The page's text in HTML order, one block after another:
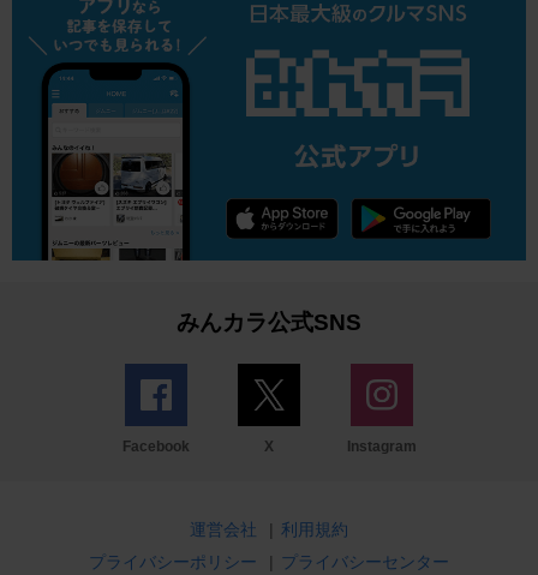
みんカラ公式SNS
Facebook X Instagram
運営会社 | 利用規約
プライバシーポリシー
| プライバシーセンター